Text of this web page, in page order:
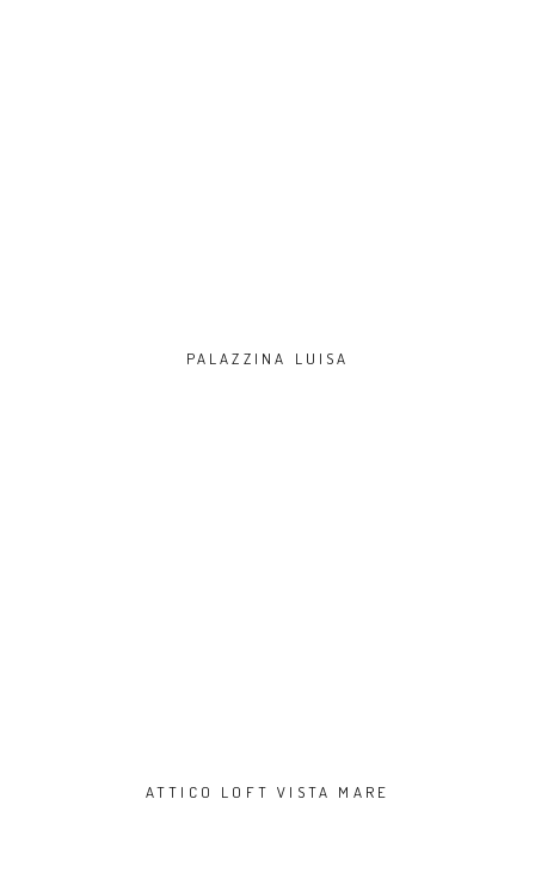
PALAZZINA LUISA
ATTICO LOFT VISTA MARE